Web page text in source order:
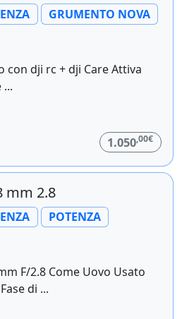
GRUMENTO NOVA
con dji rc + dji Care Attiva
1.050,00€
mm 2.8
POTENZA
F/2.8 Come Uovo Usato
di ...